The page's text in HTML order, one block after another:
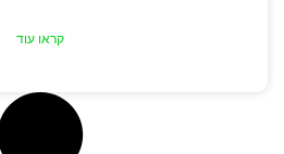
קראו עוד